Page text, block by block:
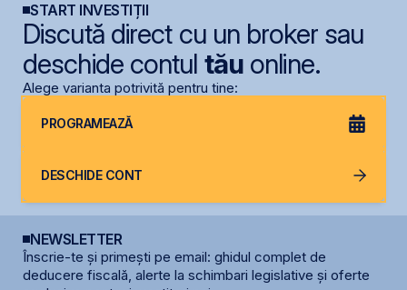
START INVESTIȚII
Discută direct cu un broker sau
deschide contul tăuonline.
Alege varianta potrivită pentru tine:
PROGRAMEAZĂ
DESCHIDE CONT
NEWSLETTER
Înscrie-te și primești pe email: ghidul complet de
deducere fiscală, alerte la schimbari legislative și oferte